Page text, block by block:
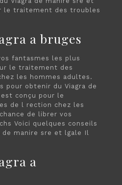
le traitement des troubles
a bruges
fantasmes les plus
le traitement des
les hommes adultes.
pour obtenir du Viagra de
conçu pour le
de l rection chez les
de librer vos
Voici quelques conseils
de manire sre et lgale Il
a